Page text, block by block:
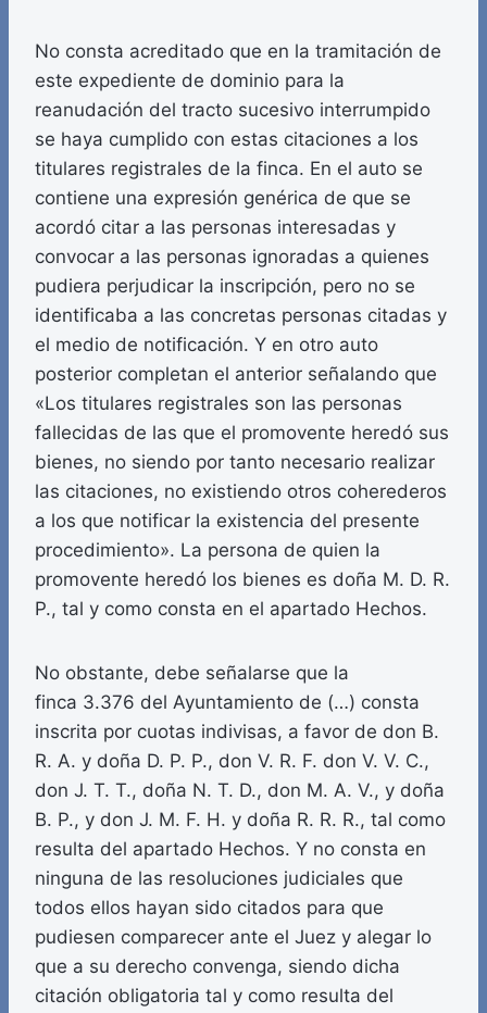
No consta acreditado que en la tramitación de
este expediente de dominio para la
reanudación del tracto sucesivo interrumpido
se haya cumplido con estas citaciones a los
titulares registrales de la finca. En el auto se
contiene una expresión genérica de que se
acordó citar a las personas interesadas y
convocar a las personas ignoradas a quienes
pudiera perjudicar la inscripción, pero no se
identificaba a las concretas personas citadas y
el medio de notificación. Y en otro auto
posterior completan el anterior señalando que
«Los titulares registrales son las personas
fallecidas de las que el promovente heredó sus
bienes, no siendo por tanto necesario realizar
las citaciones, no existiendo otros coherederos
a los que notificar la existencia del presente
procedimiento». La persona de quien la
promovente heredó los bienes es doña M. D. R.
P., tal y como consta en el apartado Hechos.
No obstante, debe señalarse que la
finca 3.376 del Ayuntamiento de (…) consta
inscrita por cuotas indivisas, a favor de don B.
R. A. y doña D. P. P., don V. R. F. don V. V. C.,
don J. T. T., doña N. T. D., don M. A. V., y doña
B. P., y don J. M. F. H. y doña R. R. R., tal como
resulta del apartado Hechos. Y no consta en
ninguna de las resoluciones judiciales que
todos ellos hayan sido citados para que
pudiesen comparecer ante el Juez y alegar lo
que a su derecho convenga, siendo dicha
citación obligatoria tal y como resulta del